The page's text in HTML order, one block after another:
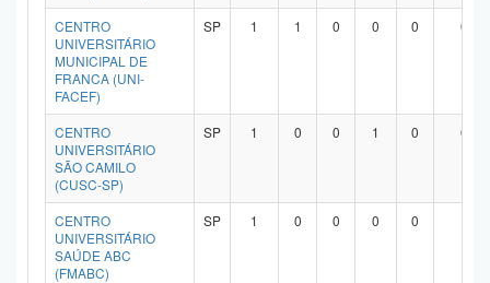
CENTRO
UNIVERSITÁRIO
MUNICIPAL DE
FRANCA (UNI-
FACEF)
SP 1 1 0 0 0 0
CENTRO
UNIVERSITÁRIO
SÃO CAMILO
(CUSC-SP)
SP 1 0 0 1 0 0
CENTRO
UNIVERSITÁRIO
SAÚDE ABC
(FMABC)
SP 1 0 0 0 0